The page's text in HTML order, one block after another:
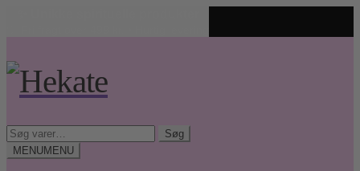
navigation
indhold
Søg
efter:
Søg
MENUMENU